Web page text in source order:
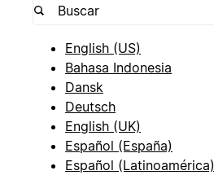
English (US)
Bahasa Indonesia
Dansk
Deutsch
English (UK)
Español (España)
Español (Latinoamérica)